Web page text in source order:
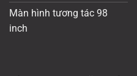
Màn hình tương tác 98
inch